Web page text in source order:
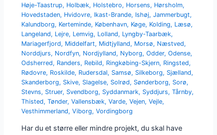
Høje-Taastrup, Holbæk, Holstebro, Horsens, Hørsholm,
Hovedstaden, Hvidovre, Ikast-Brande, Ishøj,Jammerbugt,
Kalundborg, Kerteminde, København, Køge, Kolding, Læsø,
Langeland, Lejre, Lemvig, Lolland, Lyngby-Taarbæk,
Mariagerfjord, Middelfart, Midtjylland, Morsø, Næstved,
Norddjurs, Nordfyn, Nordjylland, Nyborg,Odder,Odense,
Odsherred, Randers, Rebild, Ringkøbing-Skjern, Ringsted,
Rødovre, Roskilde, Rudersdal, Samsø, Silkeborg, Sjælland,
Skanderborg, Skive, Slagelse, Solrød, Sønderborg, Sorø,
Stevns, Struer, Svendborg, Syddanmark, Syddjurs,Tårnby,
Thisted,Tønder,Vallensbæk,Varde,Vejen,Vejle,
Vesthimmerland,Viborg,Vordingborg
Har du et større eller mindre projekt, du skal have